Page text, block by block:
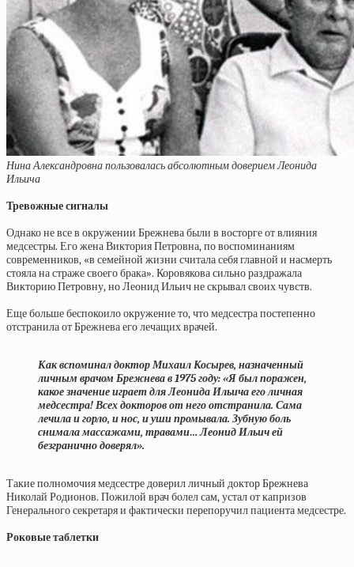
Нина Александровна пользовалась абсолютным доверием Леонида
Ильича
Тревожные сигналы
Однако не все в окружении Брежнева были в восторге от влияния
медсестры. Его жена Виктория Петровна, по воспоминаниям
современников, «в семейной жизни считала себя главной и насмерть
стояла на страже своего брака». Коровякова сильно раздражала
Викторию Петровну, но Леонид Ильич не скрывал своих чувств.
Еще больше беспокоило окружение то, что медсестра постепенно
отстранила от Брежнева его лечащих врачей.
Как вспоминал доктор Михаил Косырев, назначенный
личным врачом Брежнева в 1975 году: «Я был поражен,
какое значение играет для Леонида Ильича его личная
медсестра! Всех докторов от него отстранила. Сама
лечила и горло, и нос, и уши промывала. Зубную боль
снимала массажами, травами… Леонид Ильич ей
безгранично доверял».
Такие полномочия медсестре доверил личный доктор Брежнева
Николай Родионов. Пожилой врач болел сам, устал от капризов
Генерального секретаря и фактически перепоручил пациента медсестре.
Роковые таблетки